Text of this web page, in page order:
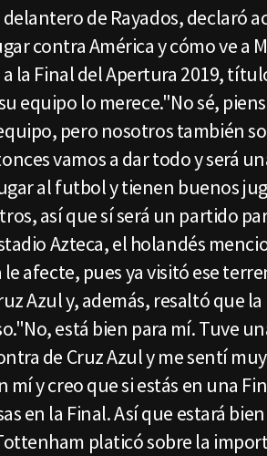
de Rayados, declaró
contra América y cómo ve a
la Final del Apertura 2019,
equipo lo merece."No sé,
pero nosotros también
vamos a dar todo y será
al futbol y tienen buenos
así que sí será un partido
Azteca, el holandés
afecte, pues ya visitó ese
Azul y, además, resaltó que
está bien para mí. Tuve
de Cruz Azul y me sentí
mí y creo que si estás en una
en la Final. Así que estará
platicó sobre la